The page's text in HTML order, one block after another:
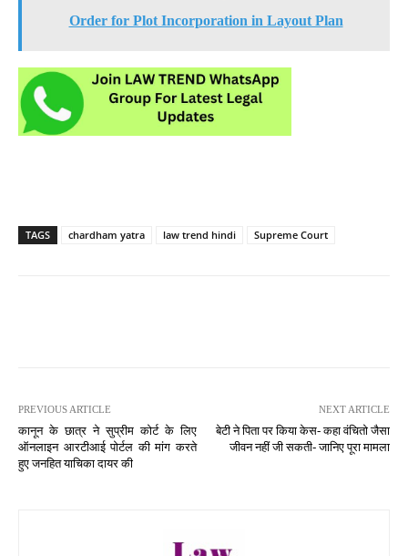
Order for Plot Incorporation in Layout Plan
TAGS chardham yatra law trend hindi Supreme Court
PREVIOUS ARTICLE
कानून के छात्र ने सुप्रीम कोर्ट के लिए
ऑनलाइन आरटीआई पोर्टल की मांग करते
हुए जनहित याचिका दायर की
NEXT ARTICLE
बेटी ने पिता पर किया केस- कहा वंचितो जैसा
जीवन नहीं जी सकती- जानिए पूरा मामला